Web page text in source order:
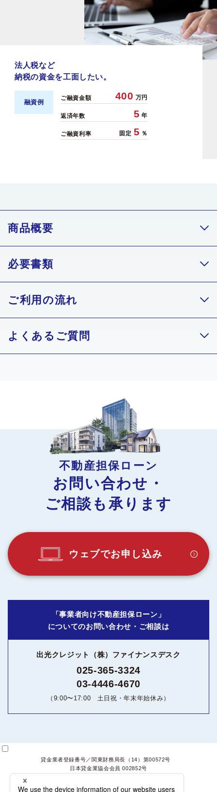
法人税など
納税の資金を工面したい。
融資例
ご融資金額 400 万円
返済年数 5 年
ご融資利率 固定 5 ％
商品概要
ローンの組み換え、不動産購入・リフォーム等の資金など
対応エリア
法人・個人事業者の方（個人事業者の場合は満20歳以上の方）
株式会社セゾンファンデックス （資本金45億円）
ご融資利率（年率）
2.4％～9.8％
ご返済期間／返済回数
3年～15年／36回～180回（１年単位）
必要書類
法人代表者の収入証明書（源泉徴収票、確定申告書）
法人の本人確認書類（商業登記簿謄本、直近3期分の決算報告
書、事業計画書、創業計画書※新規事業の場合 など）
担保提供予定者の納税証明書（固定資産税・所得税・法人税な
担保予定不動産のローン残高が確認できる残高証明書、返済予定
表などのいずれか
個人事業者融資の場合
ナンバーカード（個人番号カード）など）
住民票（世帯全員分の記載があるもの）
収入証明書（確定申告書など）
担保提供予定者の納税証明書（固定資産税・所得税など）
表などのいずれか
その他
必要に応じて下記の書類を提出いただく場合があります。
地主承諾書、借地契約書【借地物件の場合】
返済予定表、直近３か月の引落し状況がわかる通帳のコピー【借
物件の稼働率が分かる書類（レントロール）【賃料収入のある物
件をお持ちの場合】
※ 必要に応じて、上記以外の書類を提出していただく場合がございます。
ご利用の流れ
STEP
1
仮審査
お申し込み内容をもとに、不動産担保評価、信用情報
調査を行い、暫定の融資利率をご提示いたします。結
す。あらかじめご了承ください。
お客様
必要書類のご提出
ご用意いただきます。
本審査時の必要書類
弊社所定の審査をさせていただきます。審査終了後、
ご融資の可否をご連絡いたします。
ご契約（お電話にて）
弊社よりお送りする契約書類をご覧いただきながら説
明させていただきます。
※登記手続きに関しては司法書士対面でご対応いただきます。
6
ご融資
よくあるご質問
弊社の総合的な判断にて評価しております。お申込みいただい
た上で、お申込みの不動産を総合的に評価を行い、その結果を
お客様にご回答しております。
首都圏ではない地方の不動産でも担保にできますか。
全都道府県の不動産を対象としております。ただし、離島の不
動産と再建築不可の不動産は対象外となります。
今住んでいる地域と別の地域にある不動産でも担保にできますか。
担保としてお申込み可能です。お申込みいただいた上で、お申
込みの不動産を担保にした融資ができるかを確認し、ご回答い
もっと見る
不動産担保ローン
お問い合わせ・
ご相談も承ります
ウェブでお申し込み
「事業者向け不動産担保ローン」
についてのお問い合わせ・ご相談は
出光クレジット（株）ファイナンスデスク
025-365-3324
03-4446-4670
（9:00〜17:00 土日祝・年末年始休み）
貸金業者登録番号／関東財務局長（14）第00572号
日本貸金業協会会員 002852号